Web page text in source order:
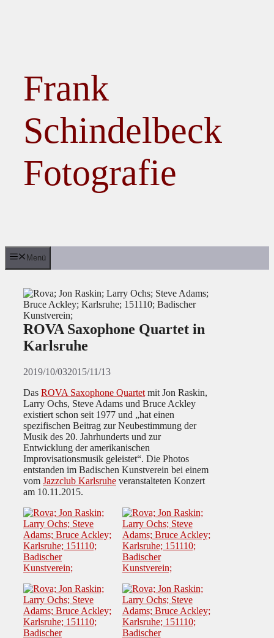
Frank
Schindelbeck
Fotografie
Menü
ROVA Saxophone Quartet in
Karlsruhe
2019/10/032015/11/13
Das ROVA Saxophone Quartet mit Jon Raskin,
Larry Ochs, Steve Adams und Bruce Ackley
existiert schon seit 1977 und „hat einen
spezifischen Beitrag zur Neubestimmung der
Musik des 20. Jahrhunderts und zur
Entwicklung der amerikanischen
Improvisationsmusik geleistet“. Die Photos
entstanden im Badischen Kunstverein bei einem
vom Jazzclub Karlsruhe veranstalteten Konzert
am 10.11.2015.